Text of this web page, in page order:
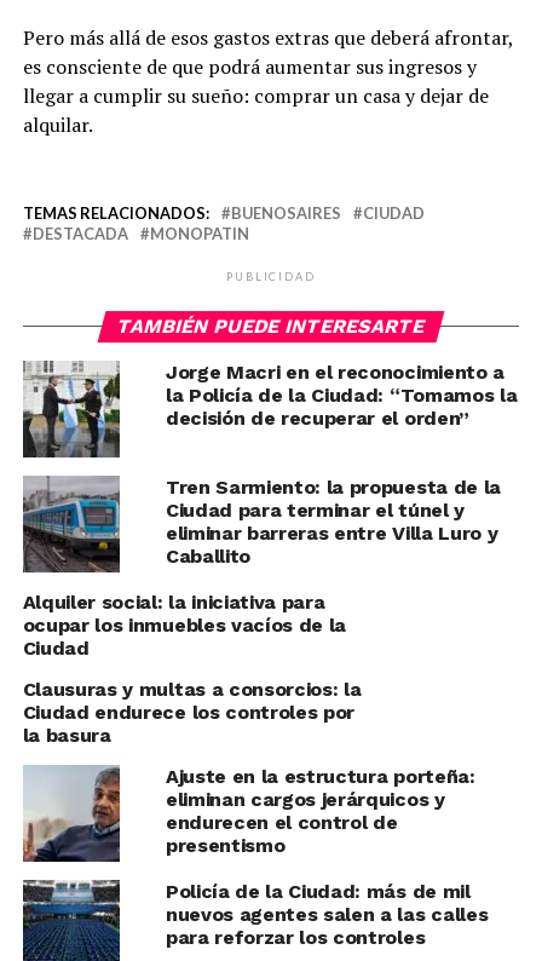
Pero más allá de esos gastos extras que deberá afrontar,
es consciente de que podrá aumentar sus ingresos y
llegar a cumplir su sueño: comprar un casa y dejar de
alquilar.
TEMAS RELACIONADOS: BUENOSAIRES
CIUDAD
DESTACADA
MONOPATIN
PUBLICIDAD
TAMBIÉN PUEDE INTERESARTE
Jorge Macri en el reconocimiento a
la Policía de la Ciudad: “Tomamos la
decisión de recuperar el orden”
Tren Sarmiento: la propuesta de la
Ciudad para terminar el túnel y
eliminar barreras entre Villa Luro y
Caballito
Alquiler social: la iniciativa para
ocupar los inmuebles vacíos de la
Ciudad
Clausuras y multas a consorcios: la
Ciudad endurece los controles por
la basura
Ajuste en la estructura porteña:
eliminan cargos jerárquicos y
endurecen el control de
presentismo
Policía de la Ciudad: más de mil
nuevos agentes salen a las calles
para reforzar los controles